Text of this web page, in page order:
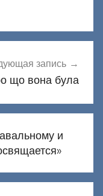
запись
що вона була
и
»